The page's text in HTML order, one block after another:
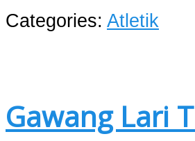
Categories: Atletik
Gawang Lari